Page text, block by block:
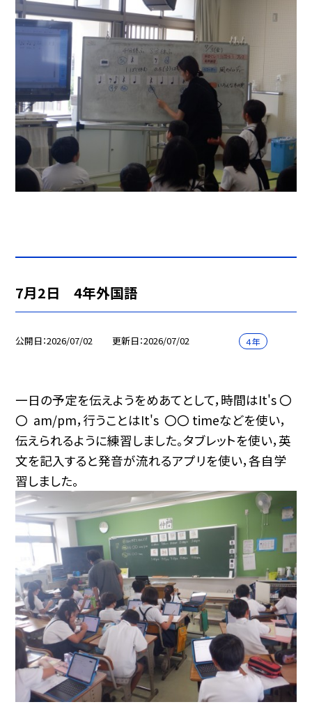
7月2日 4年外国語
公開日 2026/07/02 更新日 2026/07/02 ４年
一日の予定を伝えようをめあてとして，時間はIt's 〇
〇 am/pm，行うことはIt's 〇〇 timeなどを使い，
伝えられるように練習しました。タブレットを使い，英
文を記入すると発音が流れるアプリを使い，各自学
習しました。